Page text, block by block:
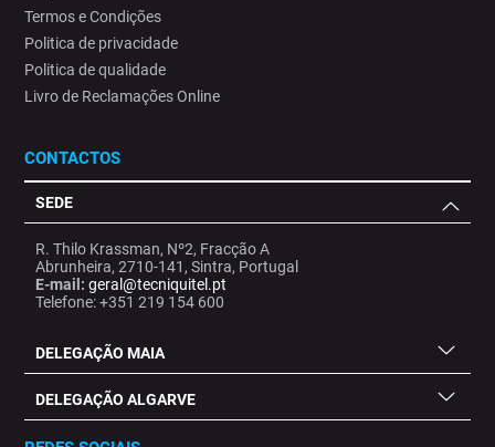
Termos e Condições
Politica de privacidade
Politica de qualidade
Livro de Reclamações Online
CONTACTOS
SEDE
R. Thilo Krassman, Nº2, Fracção A
Abrunheira, 2710-141, Sintra, Portugal
E-mail: geral@tecniquitel.pt
Telefone: +351 219 154 600
DELEGAÇÃO MAIA
DELEGAÇÃO ALGARVE